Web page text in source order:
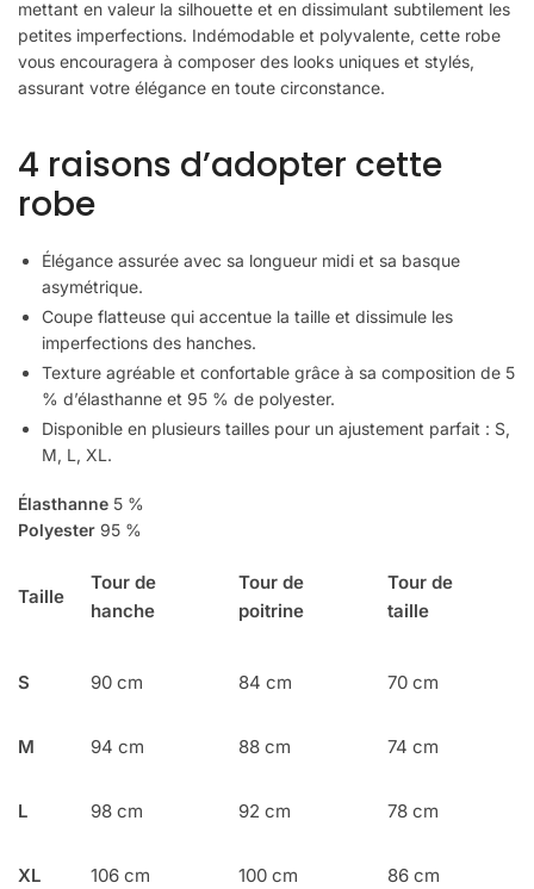
mettant en valeur la silhouette et en dissimulant subtilement les
petites imperfections. Indémodable et polyvalente, cette robe
vous encouragera à composer des looks uniques et stylés,
assurant votre élégance en toute circonstance.
4 raisons d’adopter cette
robe
Élégance assurée avec sa longueur midi et sa basque
asymétrique.
Coupe flatteuse qui accentue la taille et dissimule les
imperfections des hanches.
Texture agréable et confortable grâce à sa composition de 5
% d’élasthanne et 95 % de polyester.
Disponible en plusieurs tailles pour un ajustement parfait : S,
M, L, XL.
Élasthanne 5 %
Polyester 95 %
Taille
Tour de
hanche
Tour de
poitrine
Tour de
taille
S 90 cm 84 cm 70 cm
M 94 cm 88 cm 74 cm
L 98 cm 92 cm 78 cm
XL 106 cm 100 cm 86 cm